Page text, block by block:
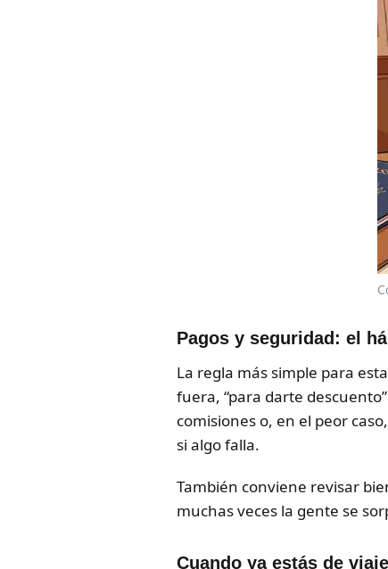
Pagos y seguridad: el
La regla más simple para
fuera, “para darte
comisiones o, en el peor
si algo falla.
También conviene revisar
muchas veces la gente se
Cuando ya estás de